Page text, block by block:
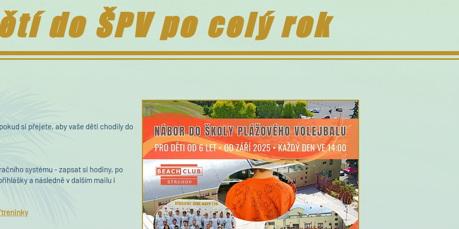
do ŠPV po celý rok
si přejete, aby vaše děti chodily do
systému - zapsat si hodiny, po
a následně v dalším mailu i